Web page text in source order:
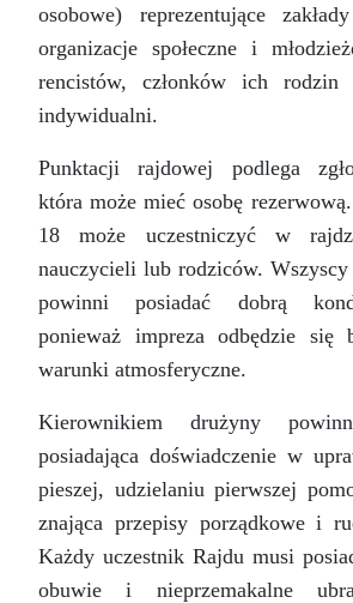
osobowe) reprezentujące
organizacje społeczne i
rencistów, członków ich rodzin
indywidualni.
Punktacji rajdowej podlega
która może mieć osobę
18 może uczestniczyć w
nauczycieli lub rodziców.
powinni posiadać dobrą
ponieważ impreza odbędzie się
warunki atmosferyczne.
Kierownikiem drużyny
posiadająca doświadczenie w
pieszej, udzielaniu pierwszej
znająca przepisy porządkowe i
Każdy uczestnik Rajdu musi
obuwie i nieprzemakalne